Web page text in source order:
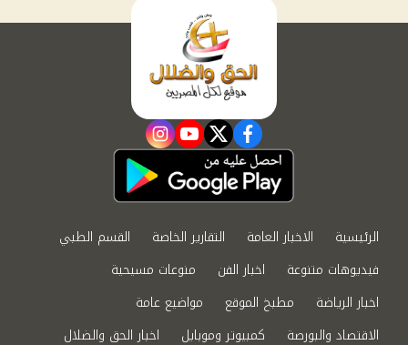
facebook
twitter
youtube
instagram
الرئيسية الاخبار العامة التقارير الخاصة
القسم الطبي
فيديوهات متنوعة
اخبار الفن
منوعات مسيحية
اخبار الرياضة
مطبخ الموقع
مواضيع عامة
الاقتصاد والبورصة
كمبيوتر وموبايل اخبار الحق والضلال